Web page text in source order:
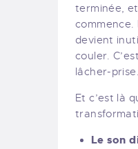
terminée,
commence.
devient
couler.
lâcher-prise.
Et c’est là
Le son